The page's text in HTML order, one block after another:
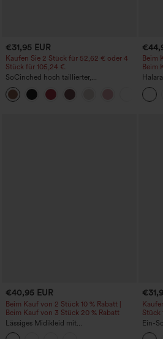
€31,95 EUR
Kaufen Sie 2 Stück für 52,62 € oder 4
Stück für 105,24 €.
SoCinched hoch taillierter,
bauchformender, geraffter Mini-
Bodycon-Rock mit geschwungenem
Saum, 2-in-1 Fleece/PU
Beim
Beim
€40,95 EUR
Beim Kauf von 2 Stück 10 % Rabatt |
Beim Kauf von 3 Stück 20 % Rabatt
Lässiges Midikleid mit
Rundhalsausschnitt, integriertem BH,
Stück
Ein-